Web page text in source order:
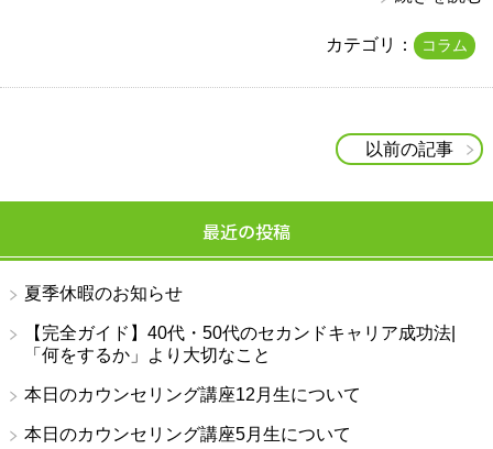
カテゴリ： コラム
以前の記事
最近の投稿
夏季休暇のお知らせ
【完全ガイド】40代・50代のセカンドキャリア成功法|
「何をするか」より大切なこと
本日のカウンセリング講座12月生について
本日のカウンセリング講座5月生について